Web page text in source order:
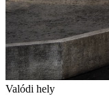
Valódi hely